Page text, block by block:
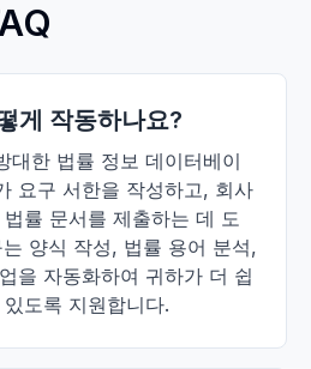
게 작동하나요?
한 법률 정보 데이터베이
요구 서한을 작성하고, 회사
률 문서를 제출하는 데 도
양식 작성, 법률 용어 분석,
을 자동화하여 귀하가 더 쉽
도록 지원합니다.